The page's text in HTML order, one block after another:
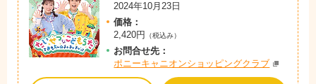
2024年10月23日
価格：
2,420円
（税込み）
お問合せ先：
ポニーキャニオンショッピングクラブ